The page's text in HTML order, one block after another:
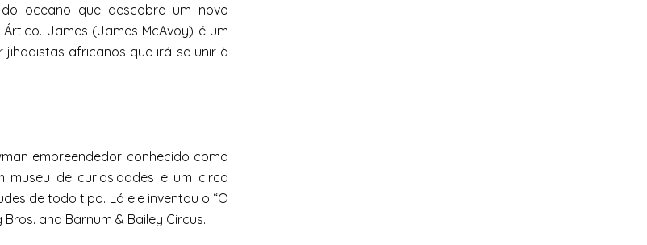
oceano que descobre um novo
James (James McAvoy) é um
africanos que irá se unir à
empreendedor conhecido como
museu de curiosidades e um circo
de todo tipo. Lá ele inventou o “O
and Barnum & Bailey Circus.